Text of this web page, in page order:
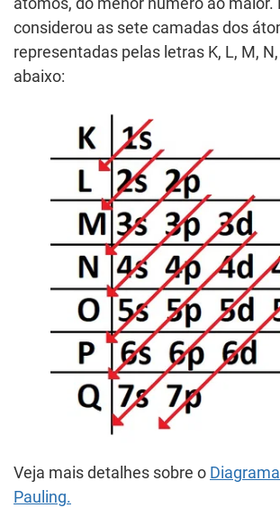
considerou as sete camadas dos
representadas pelas letras K, L, M, N,
abaixo:
Veja mais detalhes sobre o
Pauling.